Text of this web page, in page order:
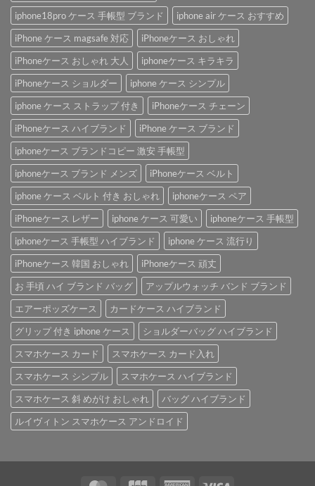
iphone18pro ケース 手帳型 ブランド
iphone air ケース おすすめ
iPhone ケース magsafe 対応
iPhoneケース おしゃれ
iPhoneケース おしゃれ 大人
iphoneケース キラキラ
iPhoneケース ショルダー
iphone ケース シンプル
iphone ケース ストラップ 付き
iPhoneケース チェーン
iPhoneケース ハイブランド
iPhone ケース ブランド
iphoneケース ブランドコピー 激安 手帳型
iphoneケース ブランド メンズ
iPhoneケース ベルト
iphone ケース ベルト 付き おしゃれ
iphoneケース ペア
iPhoneケース レザー
iphone ケース 可愛い
iphoneケース 手帳型
iphoneケース 手帳型 ハイブランド
iphone ケース 流行り
iPhoneケース 韓国 おしゃれ
iPhoneケース 頑丈
お 手頃 ハイ ブランド バッグ
アップルウォッチ バンド ブランド
エアーポッズケース
カードケース ハイブランド
グリップ 付き iphone ケース
ショルダーバッグ ハイブランド
スマホケース カード
スマホケース カード入れ
スマホケース シンプル
スマホケース ハイブランド
スマホケース 斜 めがけ おしゃれ
バッグ ハイブランド
ルイヴィトン スマホケース アンドロイド